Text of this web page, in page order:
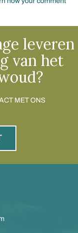
leveren
van het
MET ONS